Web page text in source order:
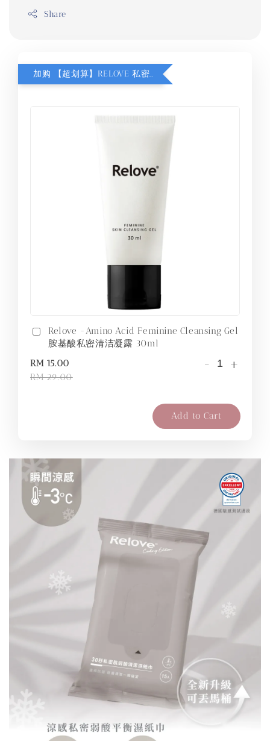
Share
加购 【超划算】RELOVE 私密洗 30ml RM29
Relove -Amino Acid Feminine Cleansing Gel
胺基酸私密清洁凝露 30ml
RM 15.00
RM 29.00
- +
Add to Cart